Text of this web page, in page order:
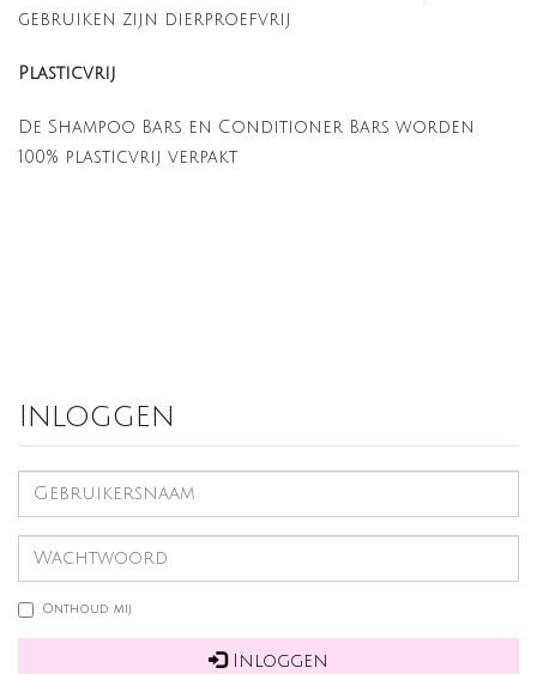
gebruiken zijn dierproefvrij
Plasticvrij
De Shampoo Bars en Conditioner Bars worden
100% plasticvrij verpakt
Inloggen
Onthoud mij
Inloggen